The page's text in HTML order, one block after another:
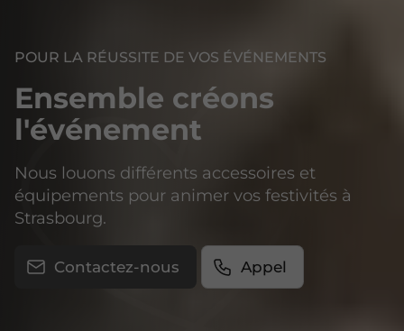
POUR LA RÉUSSITE DE VOS ÉVÉNEMENTS
Ensemble créons
l'événement
Nous louons différents accessoires et
équipements pour animer vos festivités à
Strasbourg.
Contactez-nous Appel